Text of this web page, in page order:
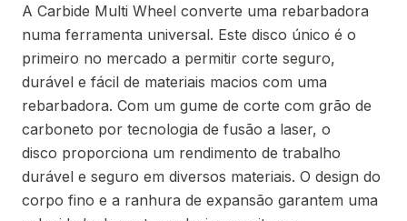
A Carbide Multi Wheel converte uma rebarbadora
numa ferramenta universal. Este disco único é o
primeiro no mercado a permitir corte seguro,
durável e fácil de materiais macios com uma
rebarbadora. Com um gume de corte com grão de
carboneto por tecnologia de fusão a laser, o
disco proporciona um rendimento de trabalho
durável e seguro em diversos materiais. O design do
corpo fino e a ranhura de expansão garantem uma